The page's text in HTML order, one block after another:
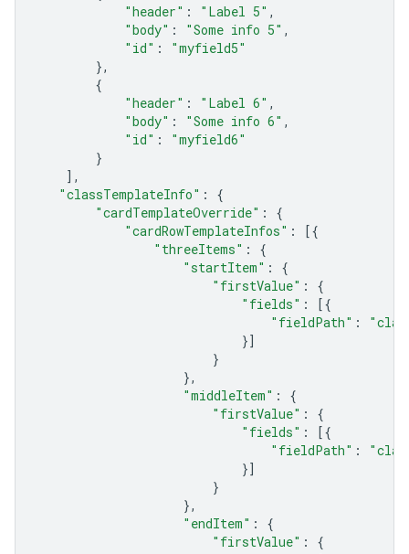
"header" : "Label 5" ,
"body" : "Some info 5" ,
"id" :
"myfield5"
},
{
"header" : "Label 6" ,
"body" : "Some info 6" ,
"id" :
"myfield6"
}
],
"classTemplateInfo" :
{
"cardTemplateOverride" :
{
"cardRowTemplateInfos" :
[{
"threeItems" :
{
"startItem" :
{
"firstValue" :
{
"fields" :
[{
"fieldPath" :
}]
}
},
"middleItem" :
{
"firstValue" :
{
"fields" :
[{
"fieldPath" :
}]
}
},
"endItem" :
{
"firstValue" :
{